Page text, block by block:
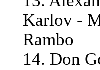
Karlov -
Rambo
14. Don